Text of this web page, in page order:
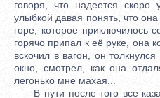
говоря, что надеется
улыбкой давая понять, что
горе, которое приключилось
горячо припал к её руке, она
вскочил в вагон, он
окно, смотрел, как она
легонько мне махая...
В пути после того все